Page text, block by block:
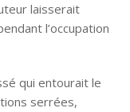
laisserait
l’occupation
qui entourait le
serrées,